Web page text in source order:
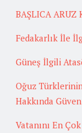
BAŞLICA ARUZ
Fedakarlık İle
Güneş İlgili
Oğuz
Hakkında
Vatanını En